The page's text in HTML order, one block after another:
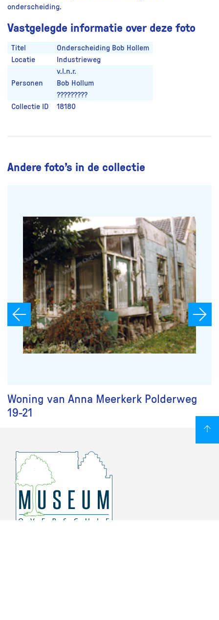
onderscheiding.
Vastgelegde informatie over deze foto
Titel
Onderscheiding Bob Hollem
Locatie
Industrieweg
Personen
v.l.n.r.
Bob Hollum
?????????
Collectie ID
18180
Andere foto’s in de collectie
Woning van Anna Meerkerk Polderweg
19-21